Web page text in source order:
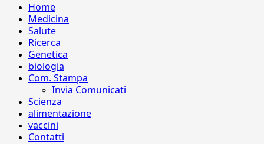
Home
Medicina
Salute
Ricerca
Genetica
biologia
Com. Stampa
Invia Comunicati
Scienza
alimentazione
vaccini
Contatti